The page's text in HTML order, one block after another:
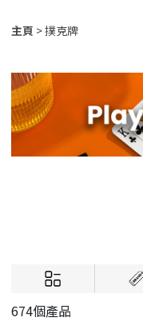
主頁 撲克牌
674個產品